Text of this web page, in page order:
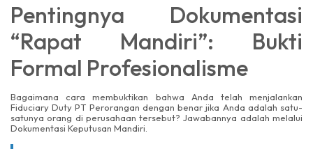
Pentingnya Dokumentasi
“Rapat Mandiri”: Bukti
Formal Profesionalisme
Bagaimana cara membuktikan bahwa Anda telah menjalankan
Fiduciary Duty PT Perorangan dengan benar jika Anda adalah satu-
satunya orang di perusahaan tersebut? Jawabannya adalah melalui
Dokumentasi Keputusan Mandiri.